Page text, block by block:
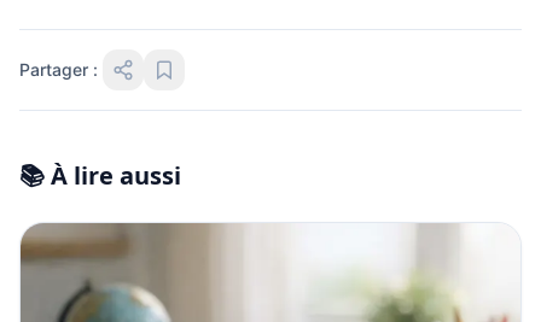
Partager :
📚 À lire aussi